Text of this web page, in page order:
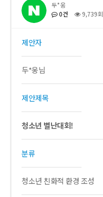
두*웅
0건
9,739회
제안자
두*웅님
제안제목
청소년 별난대회!
분류
청소년 친화적 환경 조성